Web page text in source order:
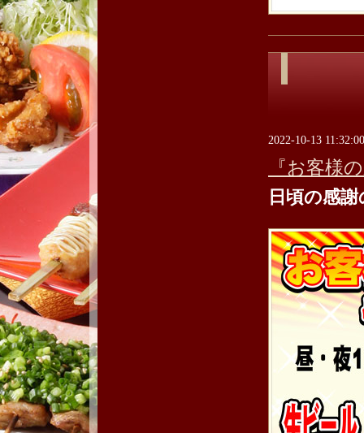
2022-10-13 11:32:00
『お客様
日頃の感